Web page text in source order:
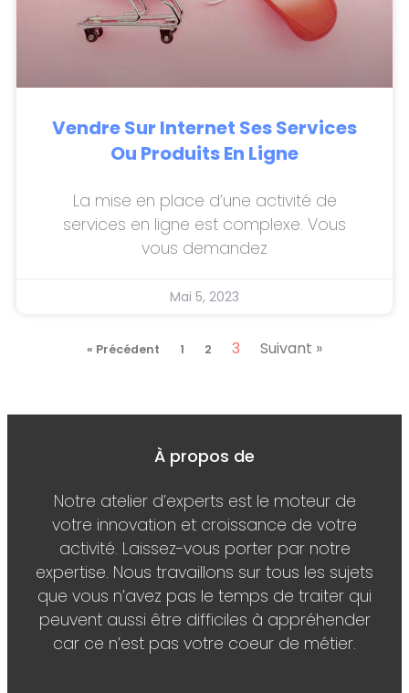
Vendre Sur Internet Ses Services
Ou Produits En Ligne
La mise en place d’une activité de
services en ligne est complexe. Vous
vous demandez
Mai 5, 2023
« Précédent 1 2 3 Suivant »
À propos de
Notre atelier d’experts est le moteur de
votre innovation et croissance de votre
activité. Laissez-vous porter par notre
expertise. Nous travaillons sur tous les sujets
que vous n’avez pas le temps de traiter qui
peuvent aussi être difficiles à appréhender
car ce n’est pas votre coeur de métier.